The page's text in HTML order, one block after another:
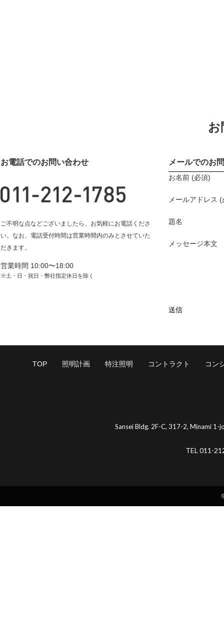
お
お電話でのお問い合わせ
ご不明な点などございましたら、お気軽にお電話くださ
い。なお、電話受付時間は営業時間内のみとさせていた
だきます。
営業時間 10:00〜18:00
※土・日・祝日・弊社指定休日を除く
メールでのお
お名前 (必須)
メールアドレス
題名
メッセージ本文
TOP 照明計画 特注照明 コントラクト コン
Sansei Bldg. 2F-C, 317-2, Minami
TEL 011-